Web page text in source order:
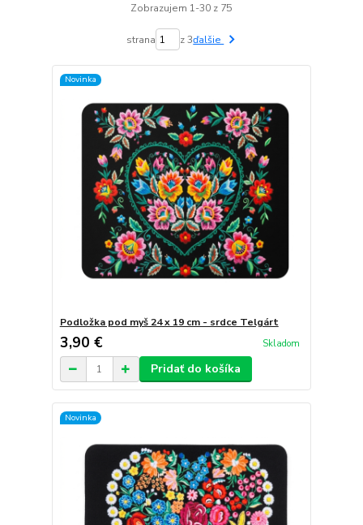
Zobrazujem 1-30 z 75
strana z 3ďalšie
Novinka
Podložka pod myš 24 x 19 cm - srdce Telgárt
3,90 € Skladom
Pridať do košíka
Novinka